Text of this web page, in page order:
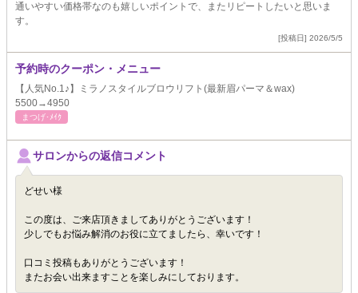
通いやすい価格帯なのも嬉しいポイントで、またリピートしたいと思いま
す。
[投稿日] 2026/5/5
予約時のクーポン・メニュー
【人気No.1♪】ミラノスタイルブロウリフト(最新眉パーマ＆wax)
5500→4950
まつげ･ﾒｲｸ
サロンからの返信コメント
どせい様
この度は、ご来店頂きましてありがとうございます！
少しでもお悩み解消のお役に立てましたら、幸いです！
口コミ投稿もありがとうございます！
またお会い出来ますことを楽しみにしております。